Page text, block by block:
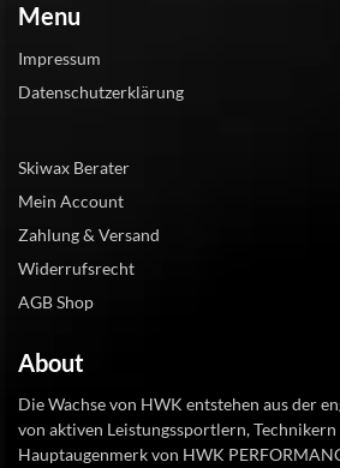
Menu
Impressum
Datenschutzerklärung
Skiwax Berater
Mein Account
Zahlung & Versand
Widerrufsrecht
AGB Shop
About
Die Wachse von HWK entstehen aus der
von aktiven Leistungssportlern,
Hauptaugenmerk von HWK